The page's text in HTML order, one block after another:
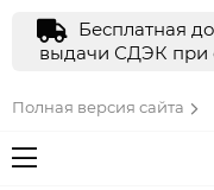
Бесплатная
выдачи СДЭК при
Полная версия сайта